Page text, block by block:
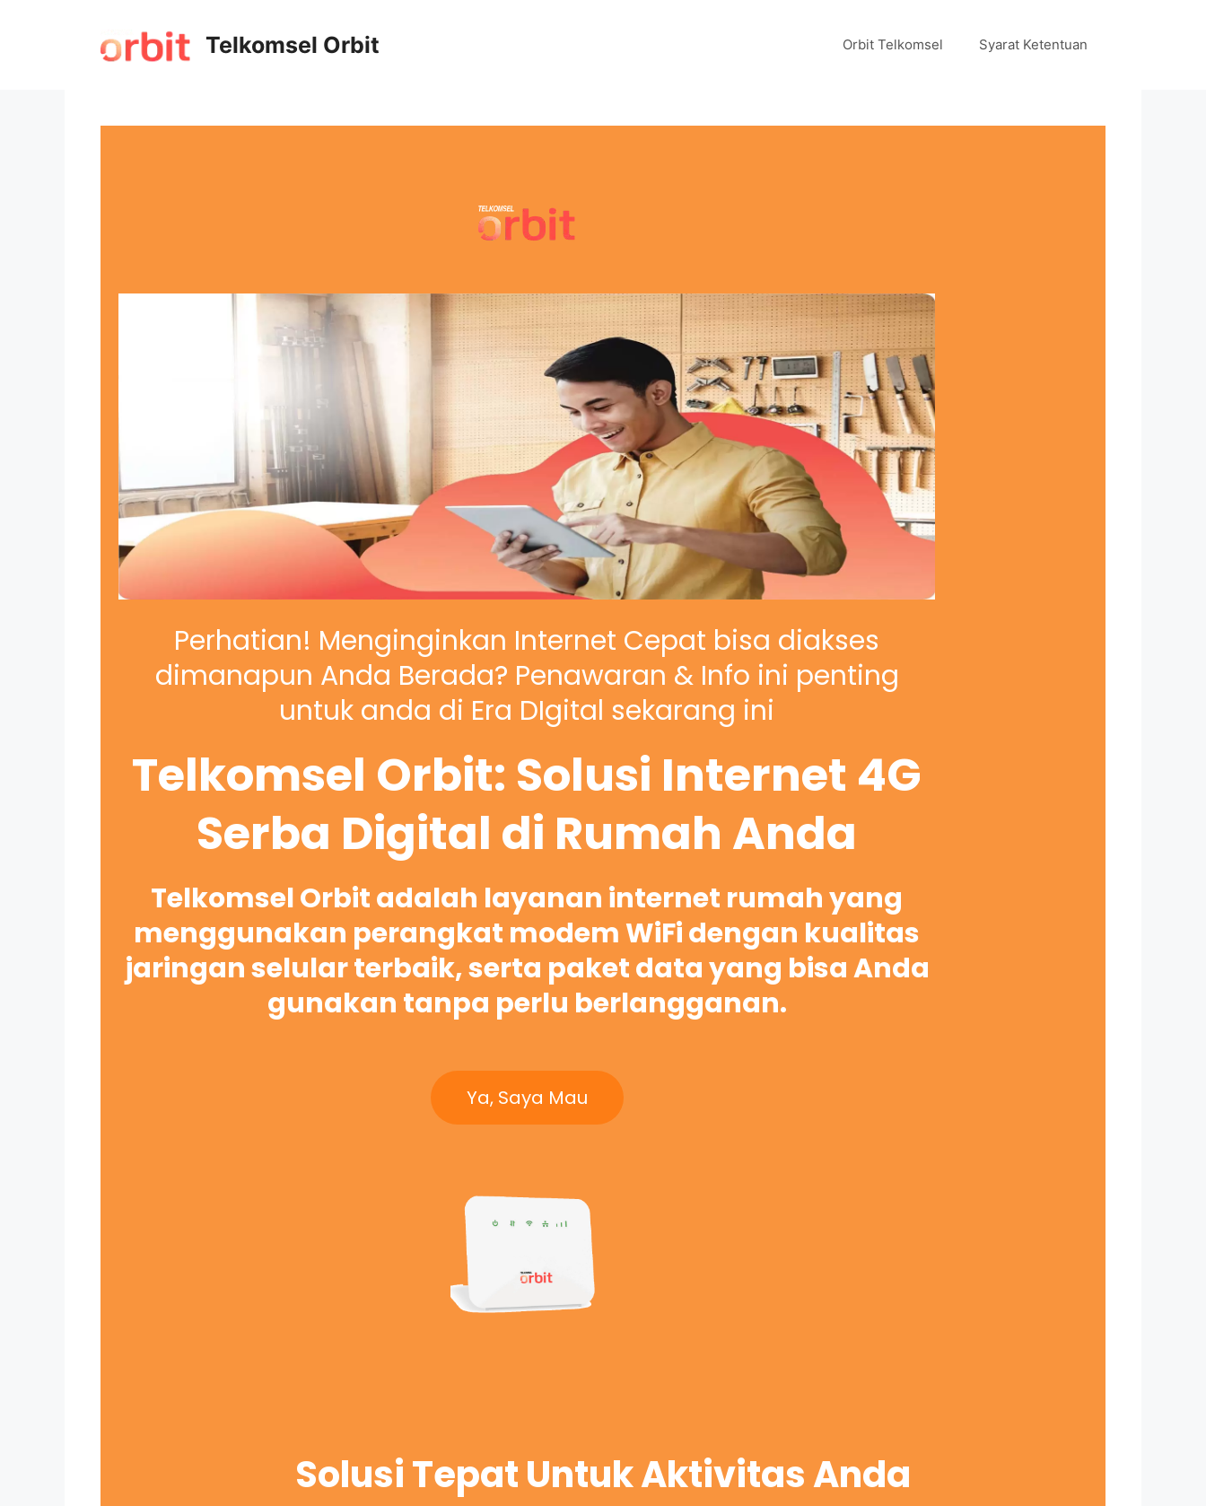
Telkomsel Orbit Orbit Telkomsel Syarat Ketentuan
Perhatian! Menginginkan Internet Cepat bisa diakses
dimanapun Anda Berada? Penawaran & Info ini penting
untuk anda di Era DIgital sekarang ini
Telkomsel Orbit: Solusi Internet 4G
Serba Digital di Rumah Anda
Telkomsel Orbit adalah layanan internet rumah yang
menggunakan perangkat modem WiFi dengan kualitas
jaringan selular terbaik, serta paket data yang bisa Anda
gunakan tanpa perlu berlangganan.
Ya, Saya Mau
Solusi Tepat Untuk Aktivitas Anda